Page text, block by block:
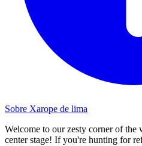
Sobre Xarope de lima
Welcome to our zesty corner of
center stage! If you're hunting for